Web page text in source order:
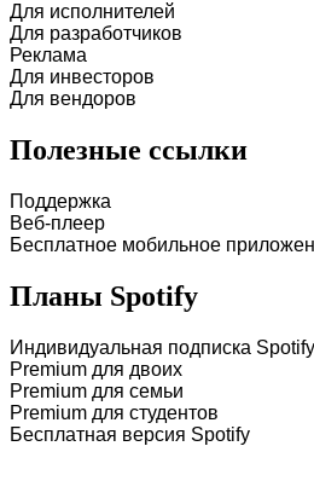
Для исполнителей
Для разработчиков
Реклама
Для инвесторов
Для вендоров
Полезные ссылки
Поддержка
Веб-плеер
Бесплатное мобильное
Планы Spotify
Индивидуальная подписка
Premium для двоих
Premium для семьи
Premium для студентов
Бесплатная версия Spotify